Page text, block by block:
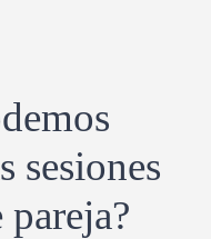
sesiones
pareja?